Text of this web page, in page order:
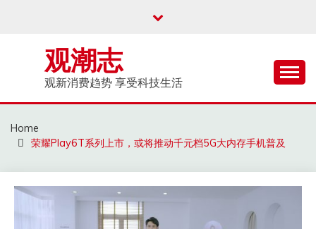
观潮志
观新消费趋势 享受科技生活
Home
荣耀Play6T系列上市，或将推动千元档5G大内存手机普及